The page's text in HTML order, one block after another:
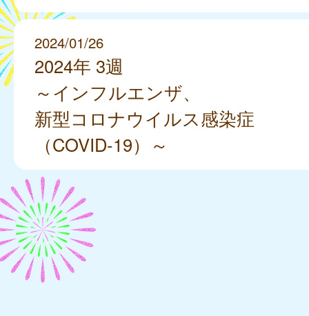
2024/01/26
2024年 3週
～インフルエンザ、
新型コロナウイルス感染症
（COVID-19）～